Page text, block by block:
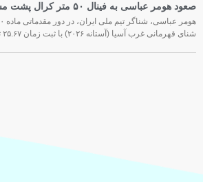
صعود هومر عباسی به فینال ۵۰ متر کرال پشت مسابقات غرب آسیا
شنای قهرمانی غرب آسیا (آستانه ۲۰۲۶) با ثبت زمان ۲۵.۶۷ ثانیه در جایگاه نخست قرار